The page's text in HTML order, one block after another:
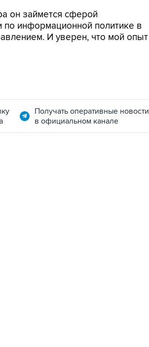
он займется сферой
по информационной политике в
И уверен, что мой опыт
Получать оперативные новости
в официальном канале